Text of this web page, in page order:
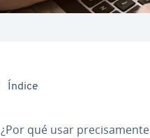
Índice
¿Por qué usar pre­ci­sa­me­n­te